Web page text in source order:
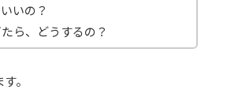
いの？
ら、どうするの？
。